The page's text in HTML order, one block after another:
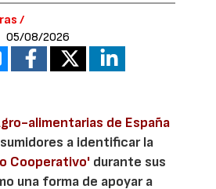
/
05/08/2026
alimentarias de España
a identificar la
Cooperativo' durante sus
una forma de apoyar a